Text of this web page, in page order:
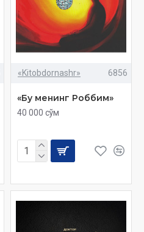
«Kitobdornashr» 6856
«Бу менинг Роббим»
40 000 сўм